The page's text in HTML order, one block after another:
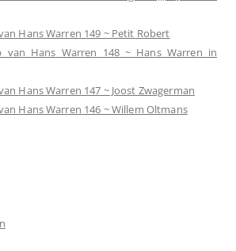
Hans Warren 149 ~ Petit Robert
van Hans Warren 148 ~ Hans Warren in
Hans Warren 147 ~ Joost Zwagerman
Hans Warren 146 ~ Willem Oltmans